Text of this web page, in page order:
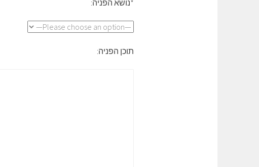
*נושא הפניה:
תוכן הפניה: